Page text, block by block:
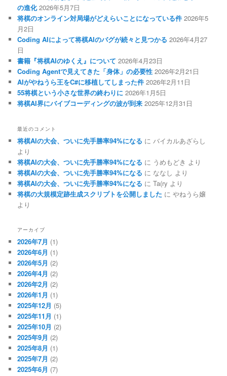
の進化 2026年5月7日
将棋のオンライン対局場がどえらいことになっている件 2026年5
月2日
Coding AIによって将棋AIのバグが続々と見つかる 2026年4月27
日
書籍『将棋AIのゆくえ』について 2026年4月23日
Coding Agentで見えてきた「身体」の必要性 2026年2月21日
AIがやねうら王をC#に移植してしまった件 2026年2月11日
55将棋という小さな世界の終わりに 2026年1月5日
将棋AI界にバイブコーディングの波が到来 2025年12月31日
最近のコメント
将棋AIの大会、ついに先手勝率94%になる に バイカルあざらし
より
将棋AIの大会、ついに先手勝率94%になる に うめもどき より
将棋AIの大会、ついに先手勝率94%になる に ななし より
将棋AIの大会、ついに先手勝率94%になる にTa(ry より
将棋の大規模定跡生成スクリプトを公開しました にやねうら嬢
より
アーカイブ
2026年7月 (1)
2026年6月 (1)
2026年5月 (2)
2026年4月 (2)
2026年2月 (2)
2026年1月 (1)
2025年12月 (5)
2025年11月 (1)
2025年10月 (2)
2025年9月 (2)
2025年8月 (1)
2025年7月 (2)
2025年6月 (7)